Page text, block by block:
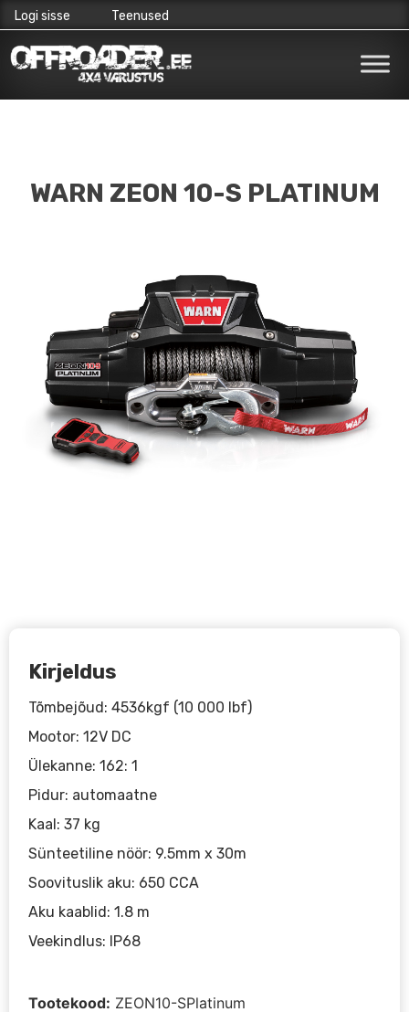
to
Logi sisse Teenused
WARN ZEON 10-S PLATINUM
Kirjeldus
Tõmbejõud: 4536kgf (10 000 lbf)
Mootor: 12V DC
Ülekanne: 162: 1
Pidur: automaatne
Kaal: 37 kg
Sünteetiline nöör: 9.5mm x 30m
Soovituslik aku: 650 CCA
Aku kaablid: 1.8 m
Veekindlus: IP68
Tootekood: ZEON10-SPlatinum